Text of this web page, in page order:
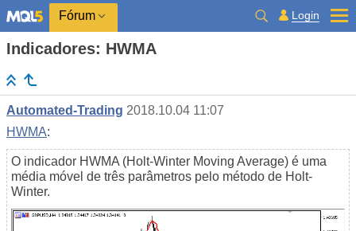
Fórum Login
Indicadores: HWMA
Automated-Trading 2018.10.04 11:07
HWMA:
O indicador HWMA (Holt-Winter Moving Average) é uma
média móvel de três parâmetros pelo método de Holt-
Winter.